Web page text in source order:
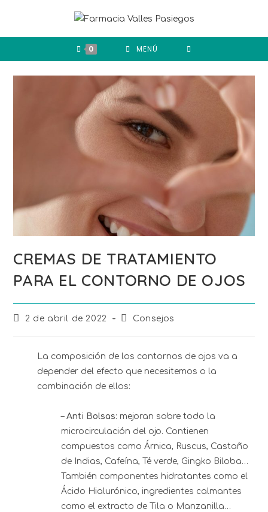
0 MENÚ
CREMAS DE TRATAMIENTO
PARA EL CONTORNO DE OJOS
2 de abril de 2022 Consejos
La composición de los contornos de ojos va a
depender del efecto que necesitemos o la
combinación de ellos:
–Anti Bolsas: mejoran sobre todo la
microcirculación del ojo. Contienen
compuestos como Árnica, Ruscus, Castaño
de Indias, Cafeína, Té verde, Gingko Biloba…
También componentes hidratantes como el
Ácido Hialurónico, ingredientes calmantes
como el extracto de Tila o Manzanilla…